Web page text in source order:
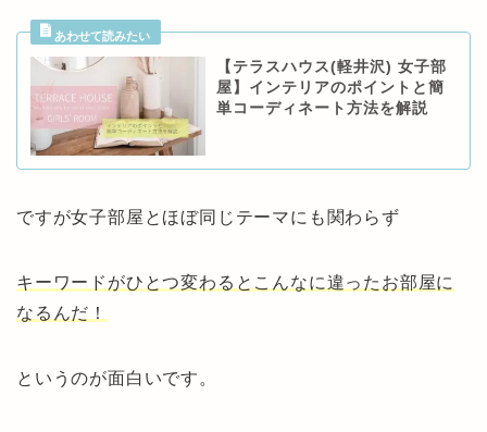
【テラスハウス(軽井沢) 女子部
屋】インテリアのポイントと簡
単コーディネート方法を解説
ですが女子部屋とほぼ同じテーマにも関わらず
キーワードがひとつ変わるとこんなに違ったお部屋に
なるんだ！
というのが面白いです。